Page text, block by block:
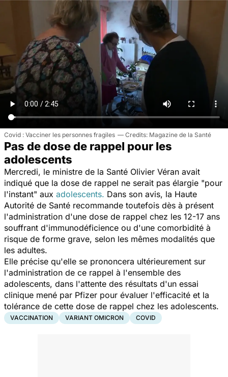
Covid : Vacciner les personnes fragiles Magazine de la Santé
Pas de dose de rappel pour les
adolescents
Mercredi, le ministre de la Santé Olivier Véran avait
indiqué que la dose de rappel ne serait pas élargie "pour
l'instant" aux adolescents. Dans son avis, la Haute
Autorité de Santé recommande toutefois dès à présent
l'administration d'une dose de rappel chez les 12-17 ans
souffrant d'immunodéficience ou d'une comorbidité à
risque de forme grave, selon les mêmes modalités que
les adultes.
Elle précise qu'elle se prononcera ultérieurement sur
l'administration de ce rappel à l'ensemble des
adolescents, dans l'attente des résultats d'un essai
clinique mené par Pfizer pour évaluer l'efficacité et la
tolérance de cette dose de rappel chez les adolescents.
VACCINATION VARIANT OMICRON COVID